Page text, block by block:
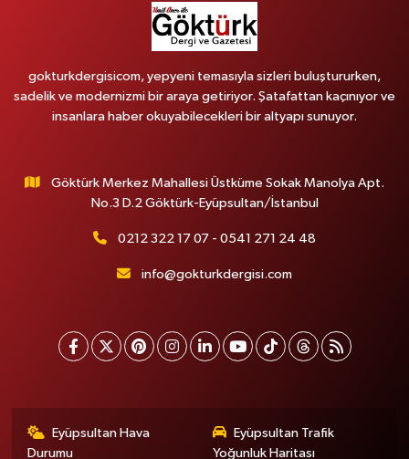
gokturkdergisicom, yepyeni temasıyla sizleri buluştururken,
sadelik ve modernizmi bir araya getiriyor. Şatafattan kaçınıyor ve
insanlara haber okuyabilecekleri bir altyapı sunuyor.
Göktürk Merkez Mahallesi Üstküme Sokak Manolya Apt.
No.3 D.2 Göktürk-Eyüpsultan/İstanbul
0212 322 17 07 - 0541 271 24 48
info@gokturkdergisi.com
Eyüpsultan Hava
Durumu
Eyüpsultan Trafik
Yoğunluk Haritası